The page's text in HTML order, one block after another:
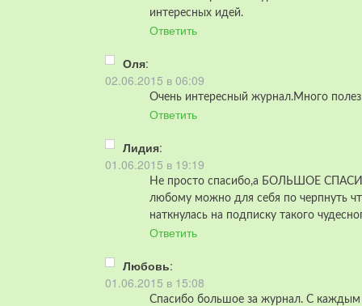
интересных идей.
Ответить
Оля:
02.06.2015 в 06:09
Очень интересный журнал.Много
Ответить
Лидия:
01.06.2015 в 19:19
Не просто спасибо,а БОЛЬШОЕ
любому можно для себя по черпнуть
наткнулась на подписку такого
Ответить
Любовь:
01.06.2015 в 15:08
Спасибо большое за журнал. С каждым